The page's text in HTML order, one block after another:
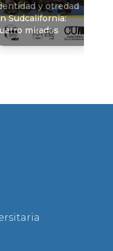
y otredad
Sudcalifornia:
miradas